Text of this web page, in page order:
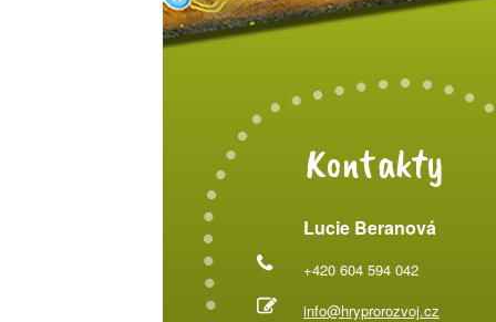
Kontakty
Lucie Beranová
+420 604 594 042
info@hryprorozvoj.cz